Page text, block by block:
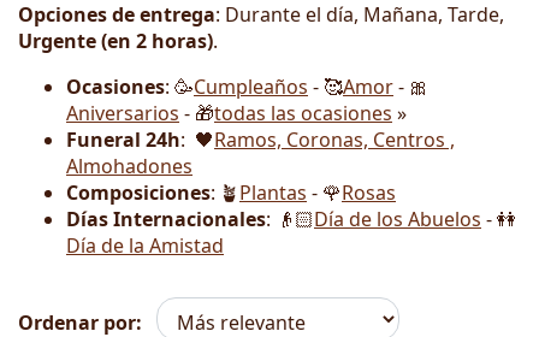
Opciones de entrega: Durante el día, Mañana, Tarde,
Urgente (en 2 horas).
Ocasiones: 🥳Cumpleaños - 🥰Amor- 🎀
Aniversarios - 🎁todas las ocasiones »
Funeral 24h: 🖤Ramos, Coronas, Centros ,
Almohadones
Composiciones: 🪴Plantas - 🌹Rosas
Días Internacionales: 👴🏻Día de los Abuelos - 👭
Día de la Amistad
Ordenar por: